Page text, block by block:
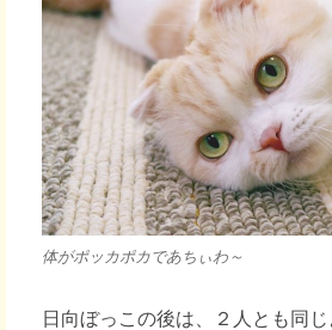
体がポッカポカであちぃわ～
日向ぼっこの後は、２人とも同